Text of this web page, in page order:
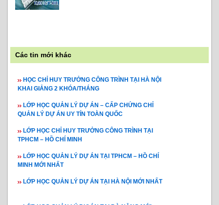
Các tin mới khác
HỌC CHỈ HUY TRƯỞNG CÔNG TRÌNH TẠI HÀ NỘI
KHAI GIẢNG 2 KHÓA/THÁNG
LỚP HỌC QUẢN LÝ DỰ ÁN – CẤP CHỨNG CHỈ
QUẢN LÝ DỰ ÁN UY TÍN TOÀN QUỐC
LỚP HỌC CHỈ HUY TRƯỞNG CÔNG TRÌNH TẠI
TPHCM – HỒ CHÍ MINH
LỚP HỌC QUẢN LÝ DỰ ÁN TẠI TPHCM – HỒ CHÍ
MINH MỚI NHẤT
LỚP HỌC QUẢN LÝ DỰ ÁN TẠI HÀ NỘI MỚI NHẤT